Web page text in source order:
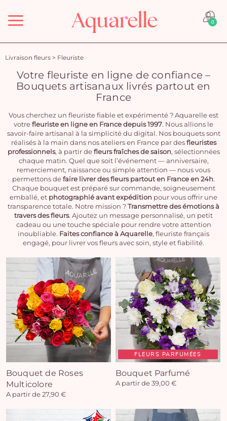
Menu 0
Livraison fleurs > Fleuriste
Votre fleuriste en ligne de confiance –
Bouquets artisanaux livrés partout en
France
Vous cherchez un fleuriste fiable et expérimenté ? Aquarelle est
votrefleuriste en ligne en France depuis 1997. Nous allions le
savoir-faire artisanal à la simplicité du digital. Nos bouquets sont
réalisés à la main dans nos ateliers en France par desfleuristes
professionnels, à partir defleurs fraîches de saison, sélectionnées
chaque matin. Quel que soit l’événement — anniversaire,
remerciement, naissance ou simple attention — nous vous
permettons defaire livrer des fleurs partout en France en 24h.
Chaque bouquet est préparé sur commande, soigneusement
emballé, et photographié avant expédition pour vous offrir une
transparence totale. Notre mission ?Transmettre des émotions à
travers des fleurs. Ajoutez un message personnalisé, un petit
cadeau ou une touche spéciale pour rendre votre attention
inoubliable. Faites confiance à Aquarelle, fleuriste français
engagé, pour livrer vos fleurs avec soin, style et fiabilité.
Bouquet de Roses
Multicolore
A partir de 27,90 €
FLEURS PARFUMÉES
Bouquet Parfumé
A partir de 39,00 €